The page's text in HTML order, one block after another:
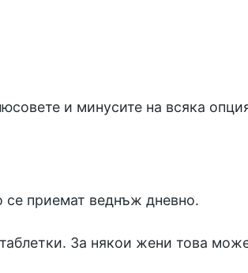
и минусите на всяка
се приемат веднъж дневно.
За някои жени това